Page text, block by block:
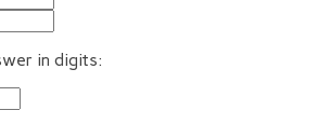
in digits: